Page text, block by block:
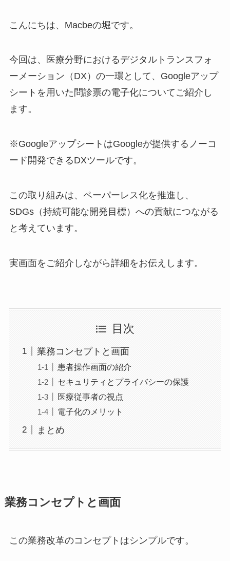
こんにちは、Macbeの堀です。
今回は、医療分野におけるデジタルトランスフォ
ーメーション（DX）の一環として、Googleアップ
シートを用いた問診票の電子化についてご紹介し
ます。
※GoogleアップシートはGoogleが提供するノーコ
ード開発できるDXツールです。
この取り組みは、ペーパーレス化を推進し、
SDGs（持続可能な開発目標）への貢献につながる
と考えています。
実画面をご紹介しながら詳細をお伝えします。
目次
業務コンセプトと画面
患者操作画面の紹介
セキュリティとプライバシーの保護
医療従事者の視点
電子化のメリット
まとめ
業務コンセプトと画面
この業務改革のコンセプトはシンプルです。